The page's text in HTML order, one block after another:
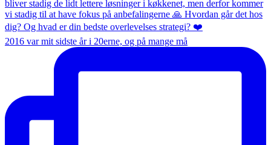
2016 var mit sidste år i 20erne, og på mange må